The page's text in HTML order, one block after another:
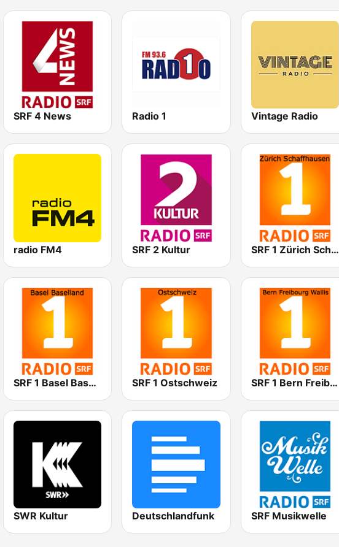
SRF 4 News Radio 1 Vintage Radio
radio FM4 SRF 2 Kultur SRF 1 Zürich Schaffhausen
SRF 1 Basel Baselland SRF 1 Ostschweiz SRF 1 Bern Freibourg Wallis
SWR Kultur Deutschlandfunk SRF Musikwelle